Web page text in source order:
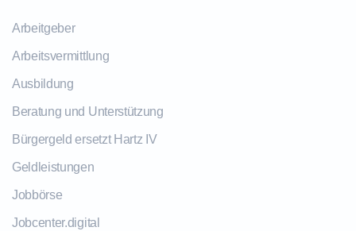
Arbeitgeber
Arbeitsvermittlung
Ausbildung
Beratung und Unterstützung
Bürgergeld ersetzt Hartz IV
Geldleistungen
Jobbörse
Jobcenter.digital